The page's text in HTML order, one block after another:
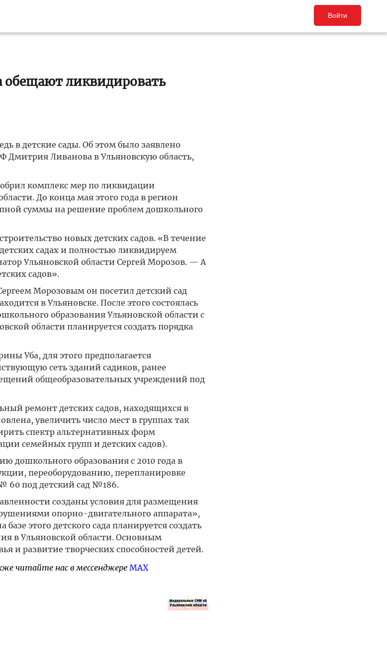
Войти
обещают ликвидировать
в детские сады. Об этом было заявлено
Дмитрия Ливанова в Ульяновскую область,
комплекс мер по ликвидации
До конца мая этого года в регион
суммы на решение проблем дошкольного
новых детских садов. «В течение
садах и полностью ликвидируем
Ульяновской области Сергей Морозов. — А
садов».
Морозовым он посетил детский сад
в Ульяновске. После этого состоялась
образования Ульяновской области с
области планируется создать порядка
Уба, для этого предполагается
сеть зданий садиков, ранее
общеобразовательных учреждений под
ремонт детских садов, находящихся в
увеличить число мест в группах так
спектр альтернативных форм
семейных групп и детских садов).
дошкольного образования с 2010 года в
переоборудованию, перепланировке
60 под детский сад №186.
созданы условия для размещения
опорно-двигательного аппарата»,
этого детского сада планируется создать
в Ульяновской области. Основным
и развитие творческих способностей детей.
читайте нас в мессенджере MAX